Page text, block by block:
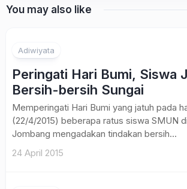
You may also like
Adiwiyata
Peringati Hari Bumi, Siswa
Bersih-bersih Sungai
Memperingati Hari Bumi yang jatuh pada
(22/4/2015) beberapa ratus siswa SMUN
Jombang mengadakan tindakan bersih...
24 April 2015